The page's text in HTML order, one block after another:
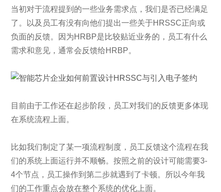
当初对于流程提到的一些业务需求点，我们是否已经满足
了。以及员工有没有向他们提出一些关于HRSSC正向或
负面的反馈。因为HRBP是比较贴近业务的，员工有什么
需求和意见，通常会反馈给HRBP。
目前由于工作还在起步阶段，员工对我们的反馈更多体现
在系统流程上面。
比如我们制定了某一项流程制度，员工反馈这个流程在我
们的系统上面运行并不顺畅。按照之前的设计可能需要3-
4个节点，员工操作到第二步就遇到了卡顿。所以今年我
们的工作重点会放在整个系统的优化上面。